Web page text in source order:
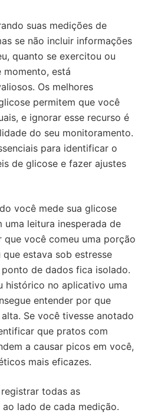
suas medições de
se não incluir informações
quanto se exercitou ou
momento, está
Os melhores
permitem que você
e ignorar esse recurso é
do seu monitoramento.
para identificar o
de glicose e fazer ajustes
você mede sua glicose
leitura inesperada de
que você comeu uma porção
estava sob estresse
de dados fica isolado.
histórico no aplicativo uma
entender por que
Se você tivesse anotado
que pratos com
a causar picos em você,
mais eficazes.
todas as
lado de cada medição.